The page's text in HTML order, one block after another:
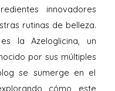
innovadores
rutinas de belleza.
la Azeloglicina, un
por sus múltiples
se sumerge en el
cómo este